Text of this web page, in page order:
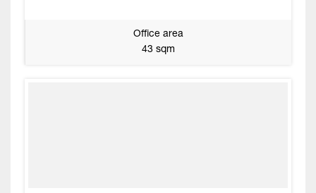
Office area
43 sqm